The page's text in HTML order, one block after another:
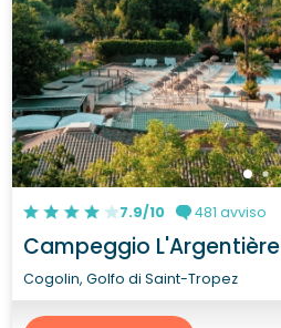
7.9/10 481 avviso
Campeggio L'Argentière
Cogolin, Golfo di Saint-Tropez